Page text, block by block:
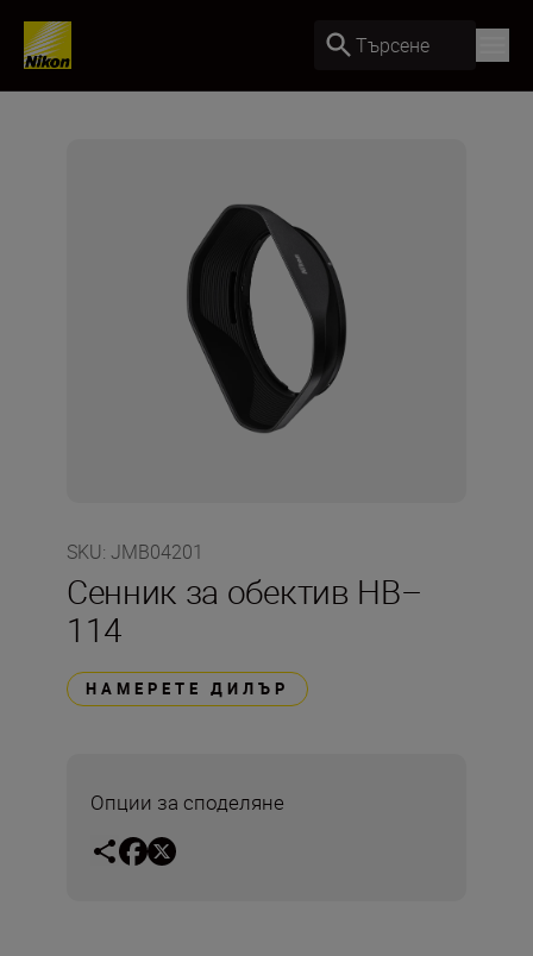
Търсене
SKU: JMB04201
Сенник за обектив HB–
114
НАМЕРЕТЕ ДИЛЪР
Опции за споделяне